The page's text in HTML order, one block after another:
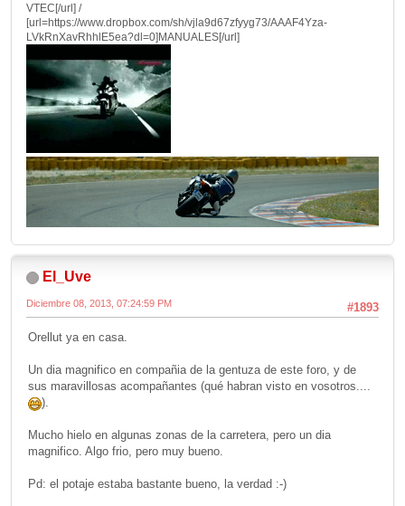
VTEC[/url] /
[url=https://www.dropbox.com/sh/vjla9d67zfyyg73/AAAF4Yza-
LVkRnXavRhhlE5ea?dl=0]MANUALES[/url]
El_Uve
#1893
Diciembre 08, 2013, 07:24:59 PM
Orellut ya en casa.
Un dia magnifico en compañia de la gentuza de este foro, y de
sus maravillosas acompañantes (qué habran visto en vosotros....
).
Mucho hielo en algunas zonas de la carretera, pero un dia
magnifico. Algo frio, pero muy bueno.
Pd: el potaje estaba bastante bueno, la verdad :-)